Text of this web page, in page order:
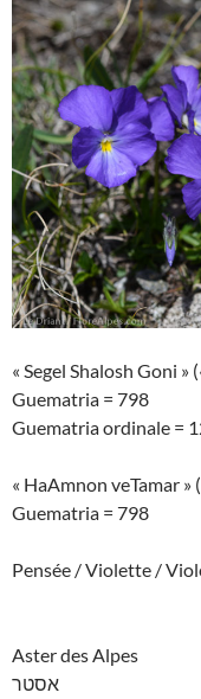
« Segel Shalosh Goni »
Guematria = 798
Guematria ordinale =
« HaAmnon veTamar »
Guematria = 798
Pensée / Violette /
Aster des Alpes
אסטר